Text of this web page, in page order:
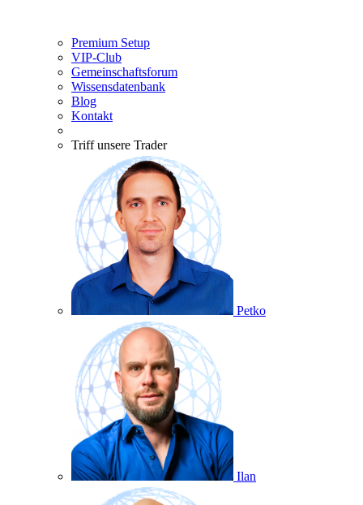
Premium Setup
VIP-Club
Gemeinschaftsforum
Wissensdatenbank
Blog
Kontakt
Triff unsere Trader
Petko
Ilan